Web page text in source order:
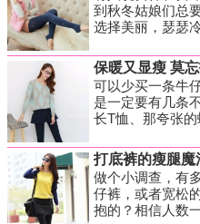
到秋冬姑娘们总
选择美丽，瑟瑟
保暖又显瘦 莫
可以少买一条牛
是一定要有几条
长T恤、那夸张
打底裤的瘦腿魔
做个小调查，有
仔裤，或者宽松
抱的？相信人数